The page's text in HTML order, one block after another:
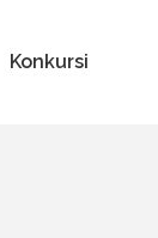
Konkursi